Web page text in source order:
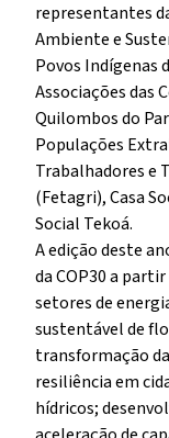
representantes
Ambiente e
Povos Indígenas
Associações das
Quilombos do
Populações
Trabalhadores e
(Fetagri), Casa
Social Tekoá.
A edição deste
da COP30 a
setores de
sustentável de
transformação
resiliência em
hídricos;